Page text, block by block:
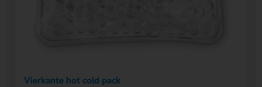
Vierkante hot cold pack